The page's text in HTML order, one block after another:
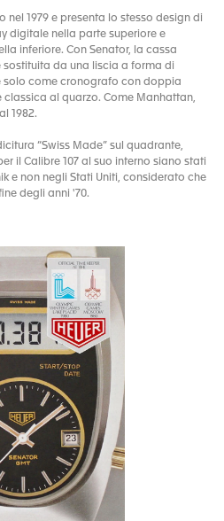
nel 1979 e presenta lo stesso design di
digitale nella parte superiore e
inferiore. Con Senator, la cassa
da una liscia a forma di
solo come cronografo con doppia
classica al quarzo. Come Manhattan,
1982.
“Swiss Made” sul quadrante,
il Calibre 107 al suo interno siano stati
e non negli Stati Uniti, considerato che
degli anni '70.